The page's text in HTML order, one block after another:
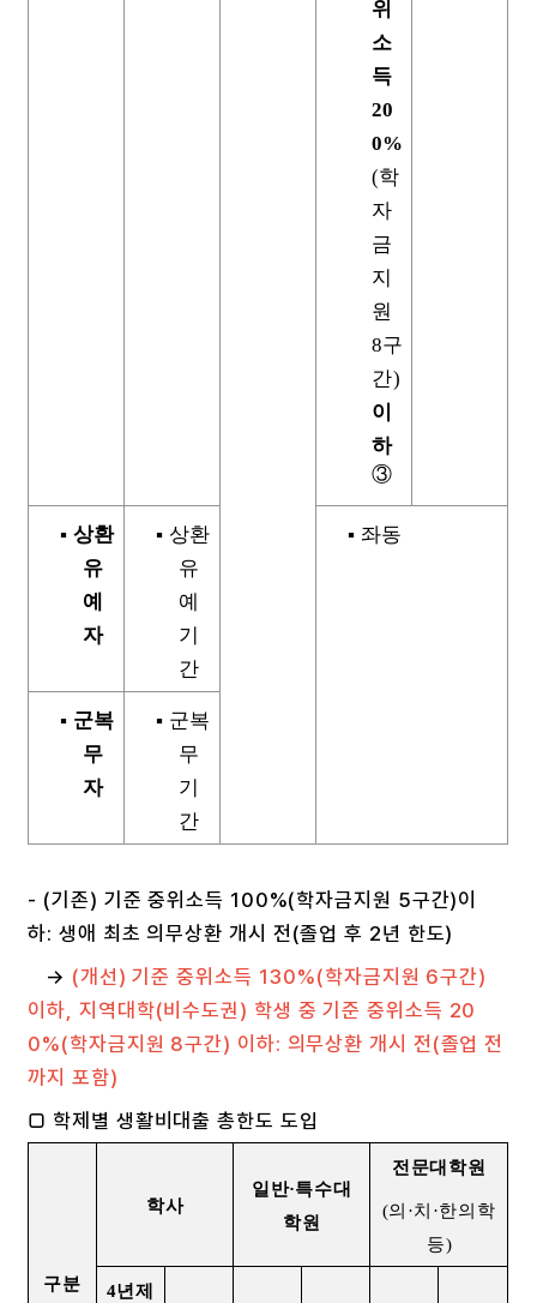
위
소
득
20
0%
(학
자
금
지
원
8구
간)
이
하
③
▪ 상환
유
예
자
▪ 상환
유
예
기
간
▪ 좌동
▪ 군복
무
자
▪ 군복
무
기
간
- (기존) 기준 중위소득 100%(학자금지원 5구간)이
하: 생애 최초 의무상환 개시 전(졸업 후 2년 한도)
→ (개선) 기준 중위소득 130%(학자금지원 6구간)
이하, 지역대학(비수도권) 학생 중 기준 중위소득 20
0%(학자금지원 8구간) 이하: 의무상환 개시 전(졸업 전
까지 포함)
□ 학제별 생활비대출 총한도 도입
구분
학사
일반·특수대
학원
전문대학원
(의 ·치 ·한의학
등)
4년제